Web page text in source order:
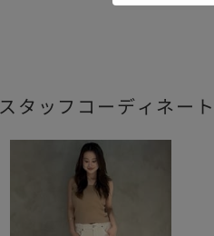
タッフコーディネート